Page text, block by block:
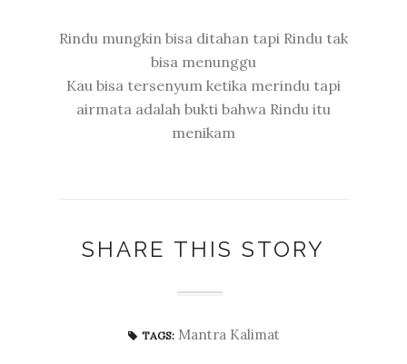
Rindu mungkin bisa ditahan tapi Rindu tak
bisa menunggu
Kau bisa tersenyum ketika merindu tapi
airmata adalah bukti bahwa Rindu itu
menikam
SHARE THIS STORY
TAGS: Mantra Kalimat